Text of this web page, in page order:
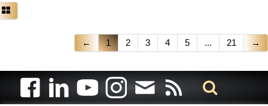
← 1 2 3 4 5 ... 21 →